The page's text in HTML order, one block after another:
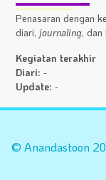
Penasaran dengan
diari, journaling,
Kegiatan terakhir
Diari:-
Update:-
Statistik
© Anandastoon